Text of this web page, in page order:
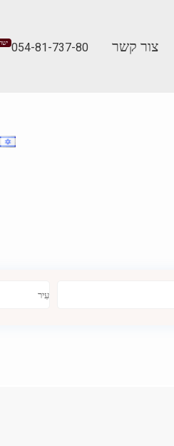
צור קשר 054-81-737-80